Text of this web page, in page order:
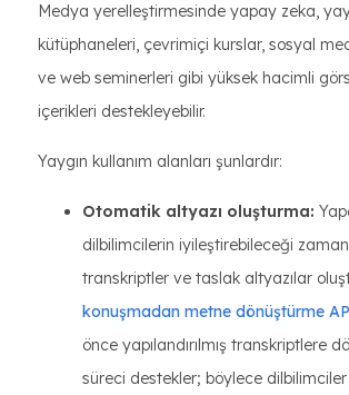
Medya yerelleştirmesinde yapay zeka,
kütüphaneleri, çevrimiçi kurslar, sosyal
ve web seminerleri gibi yüksek hacimli
içerikleri destekleyebilir.
Yaygın kullanım alanları şunlardır:
Otomatik altyazı oluşturma:
dilbilimcilerin iyileştirebileceği
transkriptler ve taslak altyazılar
konuşmadan metne dönüştürme
önce yapılandırılmış transkriptlere
süreci destekler; böylece